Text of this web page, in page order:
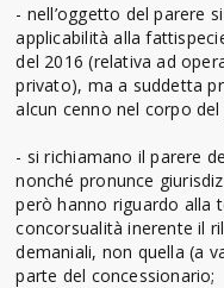
- nell’oggetto del parere
applicabilità alla
del 2016 (relativa ad
privato), ma a suddetta
alcun cenno nel corpo del
- si richiamano il parere
nonché pronunce
però hanno riguardo alla
concorsualità inerente il
demaniali, non quella (a
parte del concessionario;